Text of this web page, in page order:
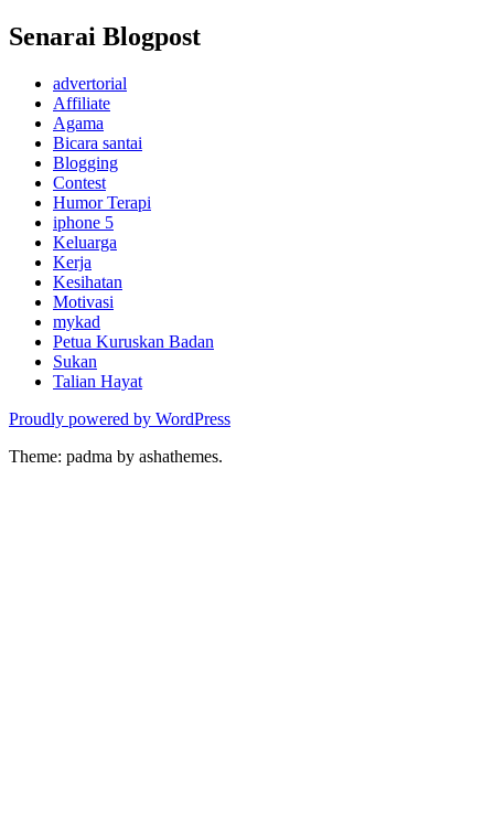
Senarai Blogpost
advertorial
Affiliate
Agama
Bicara santai
Blogging
Contest
Humor Terapi
iphone 5
Keluarga
Kerja
Kesihatan
Motivasi
mykad
Petua Kuruskan Badan
Sukan
Talian Hayat
Proudly powered by WordPress
Theme: padma by ashathemes.